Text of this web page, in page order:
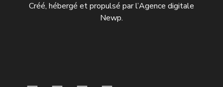
Créé, hébergé et propulsé par l’Agence digitale
Newp.